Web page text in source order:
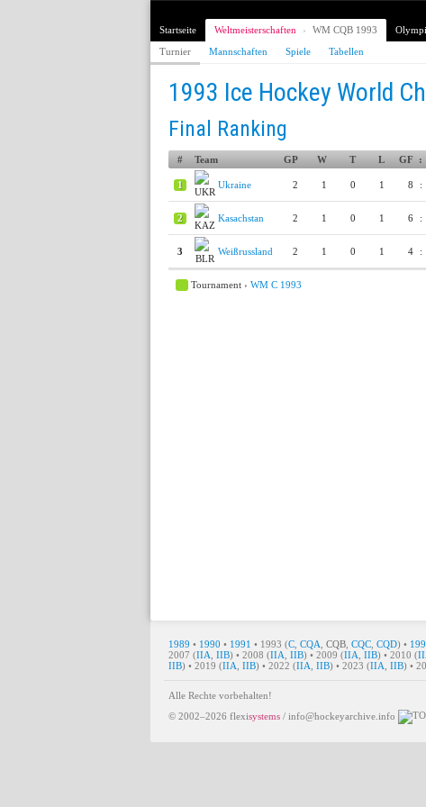
Startseite Weltmeisterschaften › WM CQB 1993
Turnier
Mannschaften Spiele Tabellen
1993 Ice Hockey World
Final Ranking
# Team GP W T L GF :
1 Ukraine 2 1 0 1 8 :
2 Kasachstan 2 1 0 1 6 :
3 Weißrussland 2 1 0 1 4 :
Tournament › WM C 1993
1989 • 1990 • 1991 • 1993 (C CQA CQB CQC CQD) •
2007 (IIA IIB) • 2008 (IIA IIB) • 2009 (IIA IIB) • 2010 (
IIB) • 2019 (IIA IIB) • 2022 (IIA IIB) • 2023 (IIA IIB) •
Alle Rechte vorbehalten!
© 2002–2026 flexisystems / info@hockeyarchive.info